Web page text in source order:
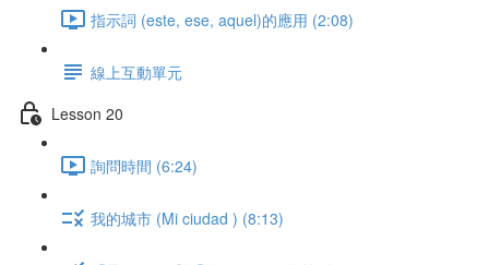
指示詞 (este, ese, aquel)的應用 (2:08)
線上互動單元
Lesson 20
詢問時間 (6:24)
我的城市 (Mi ciudad ) (8:13)